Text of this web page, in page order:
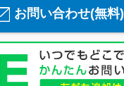
お問い合わせ(無料)